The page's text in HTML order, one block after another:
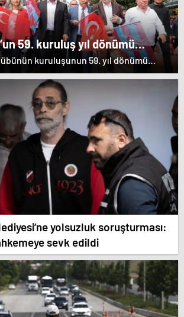
59. kuruluş yıl dönümü
kuruluşunun 59. yıl dönümü
düzenlendi.
yolsuzluk soruşturması:
sevk edildi